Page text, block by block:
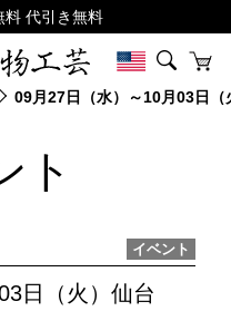
09月27日（水）～10月03日
ト
イベント
日（火）仙台